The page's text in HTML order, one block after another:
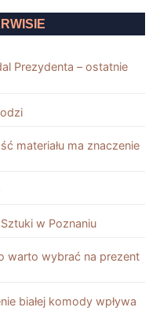
Prezydenta – ostatnie
materiału ma znaczenie
w Poznaniu
warto wybrać na prezent
białej komody wpływa